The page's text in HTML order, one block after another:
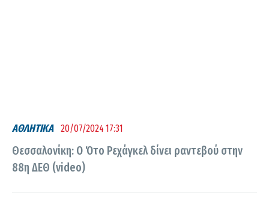
ΑΘΛΗΤΙΚΑ 20/07/2024 17:31
Θεσσαλονίκη: Ο Ότο Ρεχάγκελ δίνει ραντεβού στην
88η ΔΕΘ (video)